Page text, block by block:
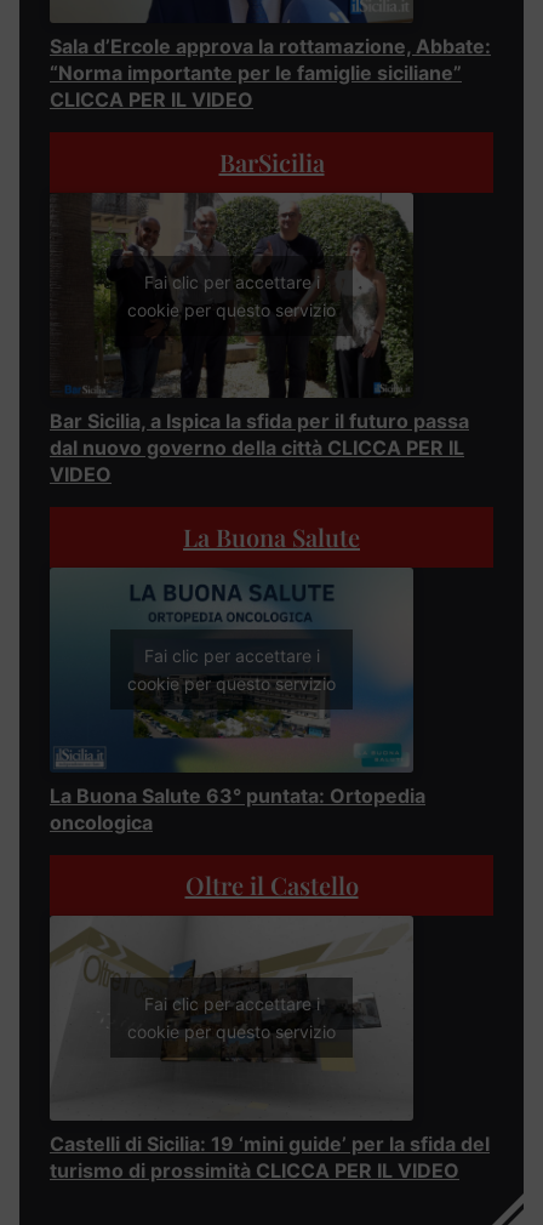
Sala d’Ercole approva la rottamazione, Abbate:
“Norma importante per le famiglie siciliane”
CLICCA PER IL VIDEO
BarSicilia
Fai clic per accettare i
cookie per questo servizio
Bar Sicilia, a Ispica la sfida per il futuro passa
dal nuovo governo della città CLICCA PER IL
VIDEO
La Buona Salute
Fai clic per accettare i
cookie per questo servizio
La Buona Salute 63° puntata: Ortopedia
oncologica
Oltre il Castello
Fai clic per accettare i
cookie per questo servizio
Castelli di Sicilia: 19 ‘mini guide’ per la sfida del
turismo di prossimità CLICCA PER IL VIDEO